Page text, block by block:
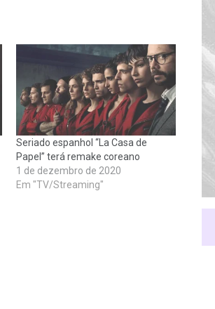
Seriado espanhol “La Casa de
Papel” terá remake coreano
1 de dezembro de 2020
Em "TV/Streaming"